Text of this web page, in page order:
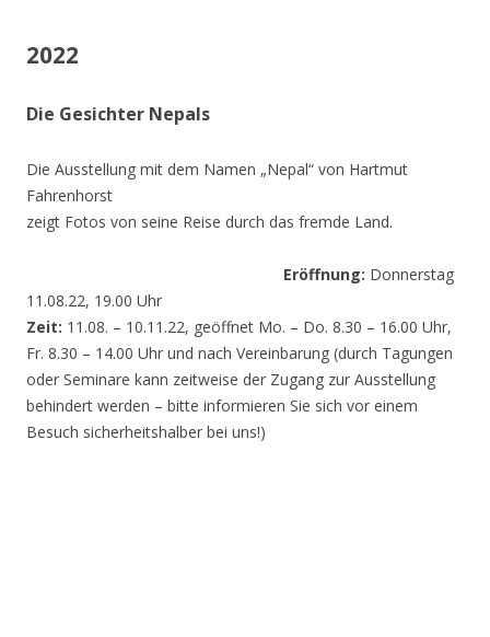
2022
Die Gesichter Nepals
Die Ausstellung mit dem Namen „Nepal“ von Hartmut
Fahrenhorst
zeigt Fotos von seine Reise durch das fremde Land.
Eröffnung: Donnerstag
11.08.22, 19.00 Uhr
Zeit: 11.08. – 10.11.22, geöffnet Mo. – Do. 8.30 – 16.00 Uhr,
Fr. 8.30 – 14.00 Uhr und nach Vereinbarung (durch Tagungen
oder Seminare kann zeitweise der Zugang zur Ausstellung
behindert werden – bitte informieren Sie sich vor einem
Besuch sicherheitshalber bei uns!)